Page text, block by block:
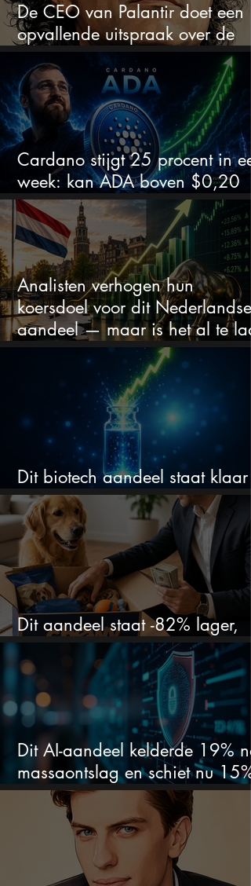
De CEO van Palantir doet een
opvallende uitspraak over de
beurs
Cardano stijgt 25 procent in
week: kan ADA boven $0,20
blijven?
Analisten verhogen hun
koersdoel voor dit Nederlandse
aandeel — maar is het al te laat
om in te stappen?
Dit biotech aandeel staat klaar
voor een flinke rally
Dit aandeel staat -82% lager,
terwijl het bedrijf gewoon groeit
Dit AI-aandeel kelderde 19% na
massaontslag en schiet nu 15%
omhoog